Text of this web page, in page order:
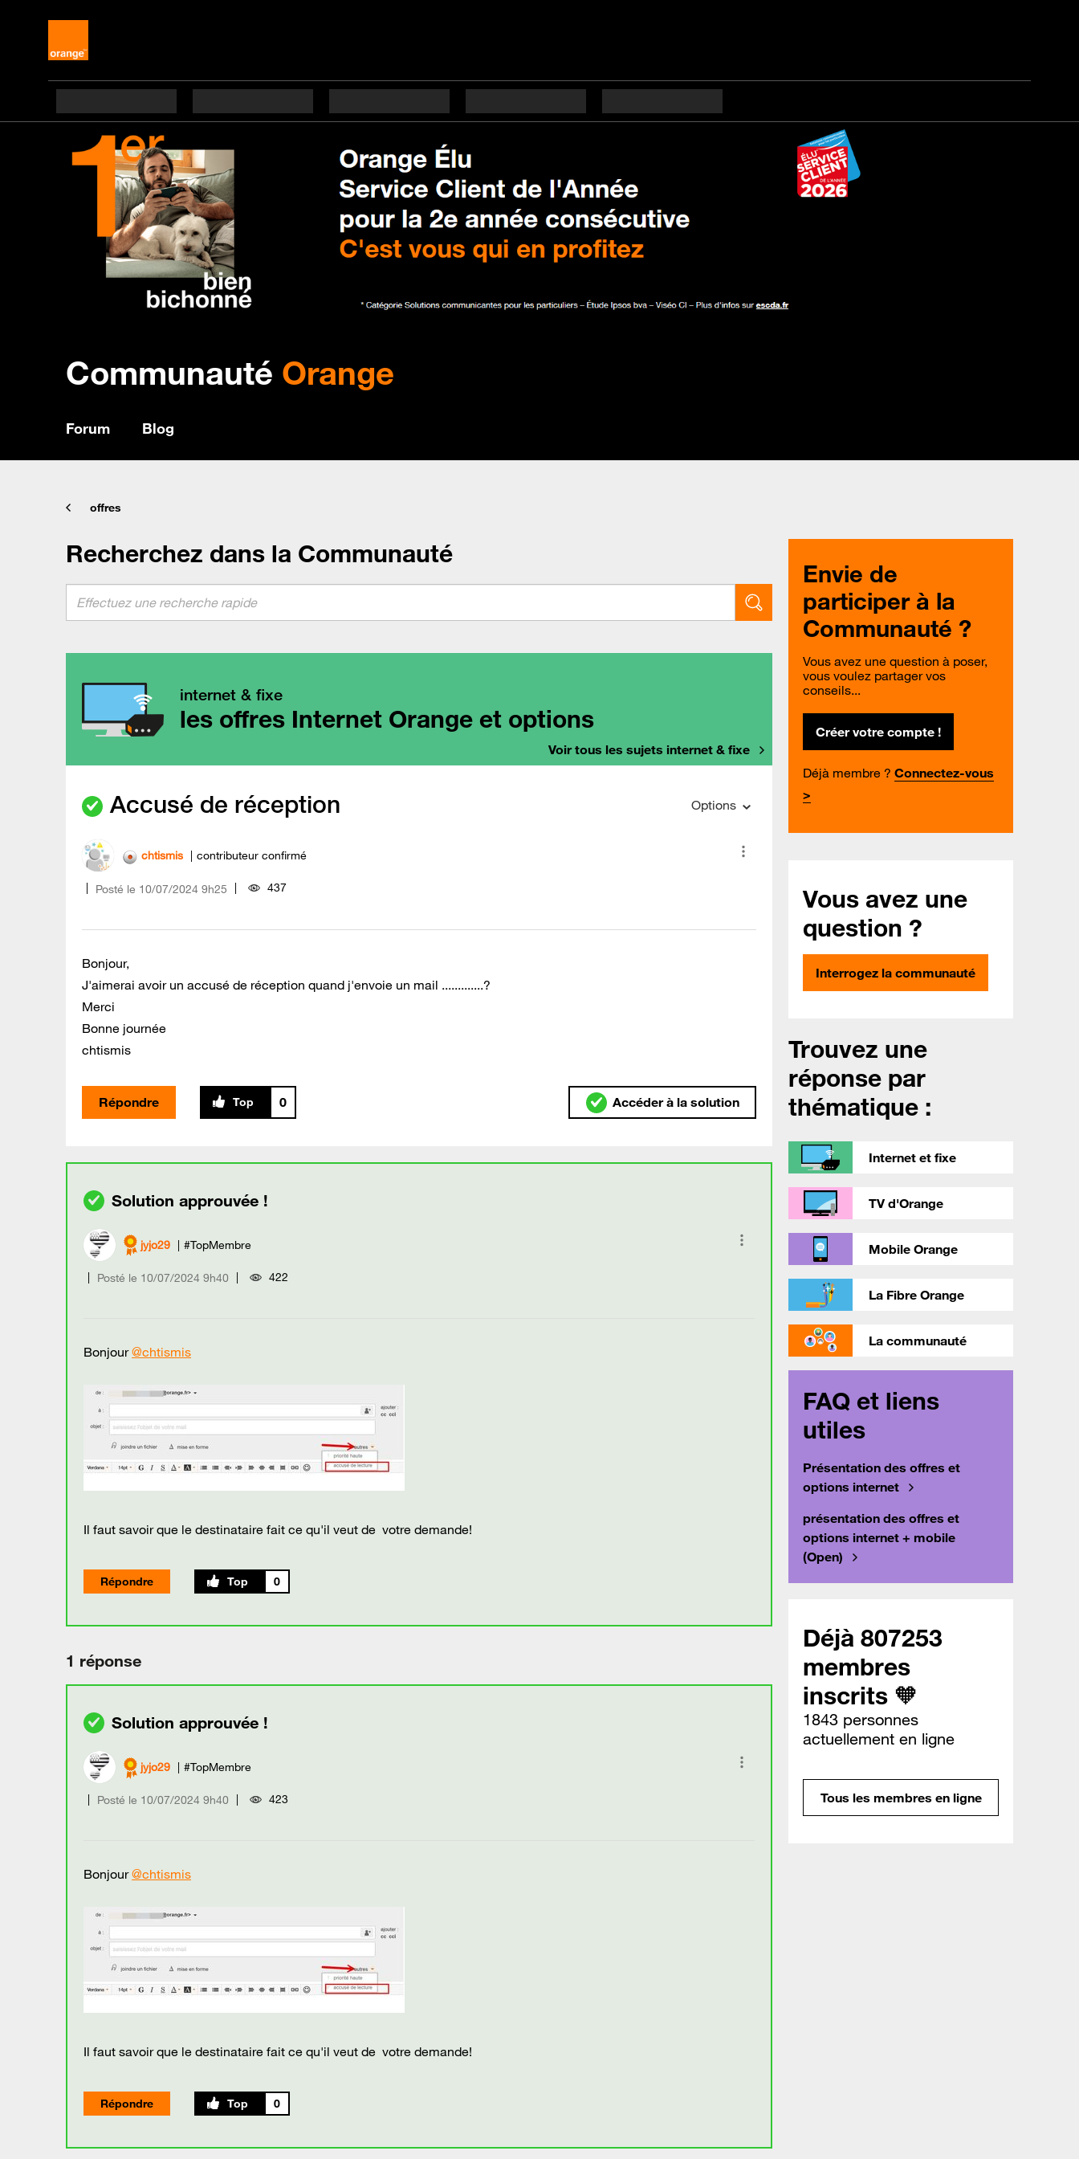
Communauté Orange
Forum Blog
offres
Recherchez dans la Communauté
internet & fixe
les offres Internet Orange et options
Voir tous les sujets internet & fixe
Accusé de réception Options
chtismis contributeur confirmé
Posté le ‎10/07/2024 9h25 437
Bonjour,
J'aimerai avoir un accusé de réception quand j'envoie un mail .............?
Merci
Bonne journée
chtismis
Répondre 0 Accéder à la solution
jyjo29 #TopMembre
Posté le ‎10/07/2024 9h40 422
Bonjour@chtismis
Il faut savoir que le destinataire fait ce qu'il veut de votre demande!
Répondre 0
1 réponse
jyjo29 #TopMembre
Posté le ‎10/07/2024 9h40 423
Bonjour@chtismis
Il faut savoir que le destinataire fait ce qu'il veut de votre demande!
Répondre 0
Envie de
participer à la
Communauté ?
Vous avez une question à poser,
vous voulez partager vos
conseils...
Créer votre compte !
Déjà membre ? Connectez-vous
>
Vous avez une
question ?
Interrogez la communauté
Trouvez une
réponse par
thématique :
Internet et fixe
TV d'Orange
Mobile Orange
La Fibre Orange
La communauté
FAQ et liens
utiles
Présentation des offres et
options internet
présentation des offres et
options internet + mobile
(Open)
Déjà 807253
membres
inscrits 🧡
1843 personnes
actuellement en ligne
Tous les membres en ligne